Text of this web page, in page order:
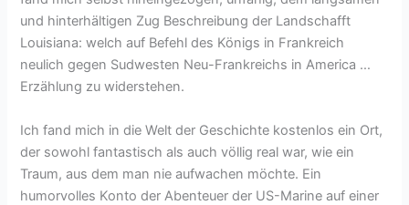
und hinterhältigen Zug Beschreibung der Landschafft
Louisiana: welch auf Befehl des Königs in Frankreich
neulich gegen Sudwesten Neu-Frankreichs in America …
Erzählung zu widerstehen.
Ich fand mich in die Welt der Geschichte kostenlos ein Ort,
der sowohl fantastisch als auch völlig real war, wie ein
Traum, aus dem man nie aufwachen möchte. Ein
humorvolles Konto der Abenteuer der US-Marine auf einer